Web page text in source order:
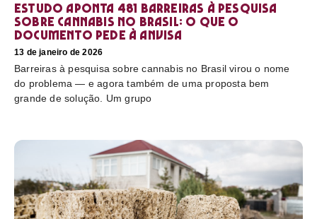
Estudo aponta 481 barreiras à pesquisa
sobre cannabis no Brasil: o que o
documento pede à Anvisa
13 de janeiro de 2026
Barreiras à pesquisa sobre cannabis no Brasil virou o nome
do problema — e agora também de uma proposta bem
grande de solução. Um grupo